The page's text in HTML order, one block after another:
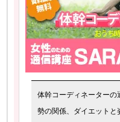
体幹コーディネーター
勢の関係、ダイエット